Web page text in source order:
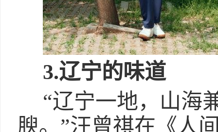
3.辽宁的味道
“辽宁一地，山海
腴。”汪曾祺在《人